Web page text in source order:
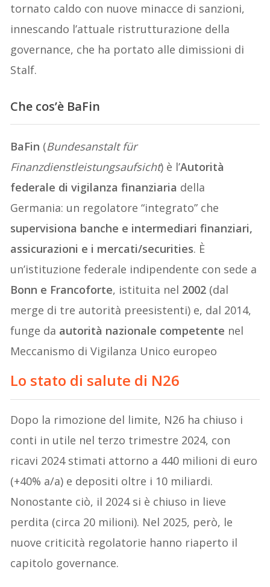
tornato caldo con nuove minacce di sanzioni,
innescando l’attuale ristrutturazione della
governance, che ha portato alle dimissioni di
Stalf.
Che cos’è BaFin
BaFin (Bundesanstalt für
Finanzdienstleistungsaufsicht) è l’Autorità
federale di vigilanza finanziaria della
Germania: un regolatore “integrato” che
supervisiona banche e intermediari finanziari,
assicurazioni e i mercati/securities. È
un’istituzione federale indipendente con sede a
Bonn e Francoforte, istituita nel 2002 (dal
merge di tre autorità preesistenti) e, dal 2014,
funge da autorità nazionale competente nel
Meccanismo di Vigilanza Unico europeo
Lo stato di salute di N26
Dopo la rimozione del limite, N26 ha chiuso i
conti in utile nel terzo trimestre 2024, con
ricavi 2024 stimati attorno a 440 milioni di euro
(+40% a/a) e depositi oltre i 10 miliardi.
Nonostante ciò, il 2024 si è chiuso in lieve
perdita (circa 20 milioni). Nel 2025, però, le
nuove criticità regolatorie hanno riaperto il
capitolo governance.